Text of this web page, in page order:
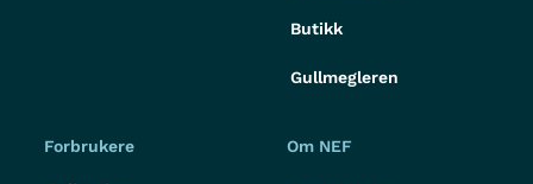
Butikk
Gullmegleren
Forbrukere Om NEF